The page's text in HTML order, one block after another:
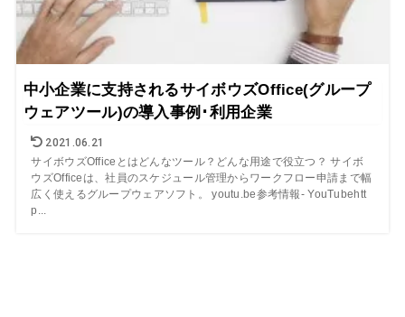
中小企業に支持されるサイボウズOffice(グループ
ウェアツール)の導入事例･利用企業
2021.06.21
サイボウズOfficeとはどんなツール？どんな用途で役立つ？ サイボ
ウズOfficeは、社員のスケジュール管理からワークフロー申請まで幅
広く使えるグループウェアソフト。 youtu.be参考情報- YouTubehtt
p...